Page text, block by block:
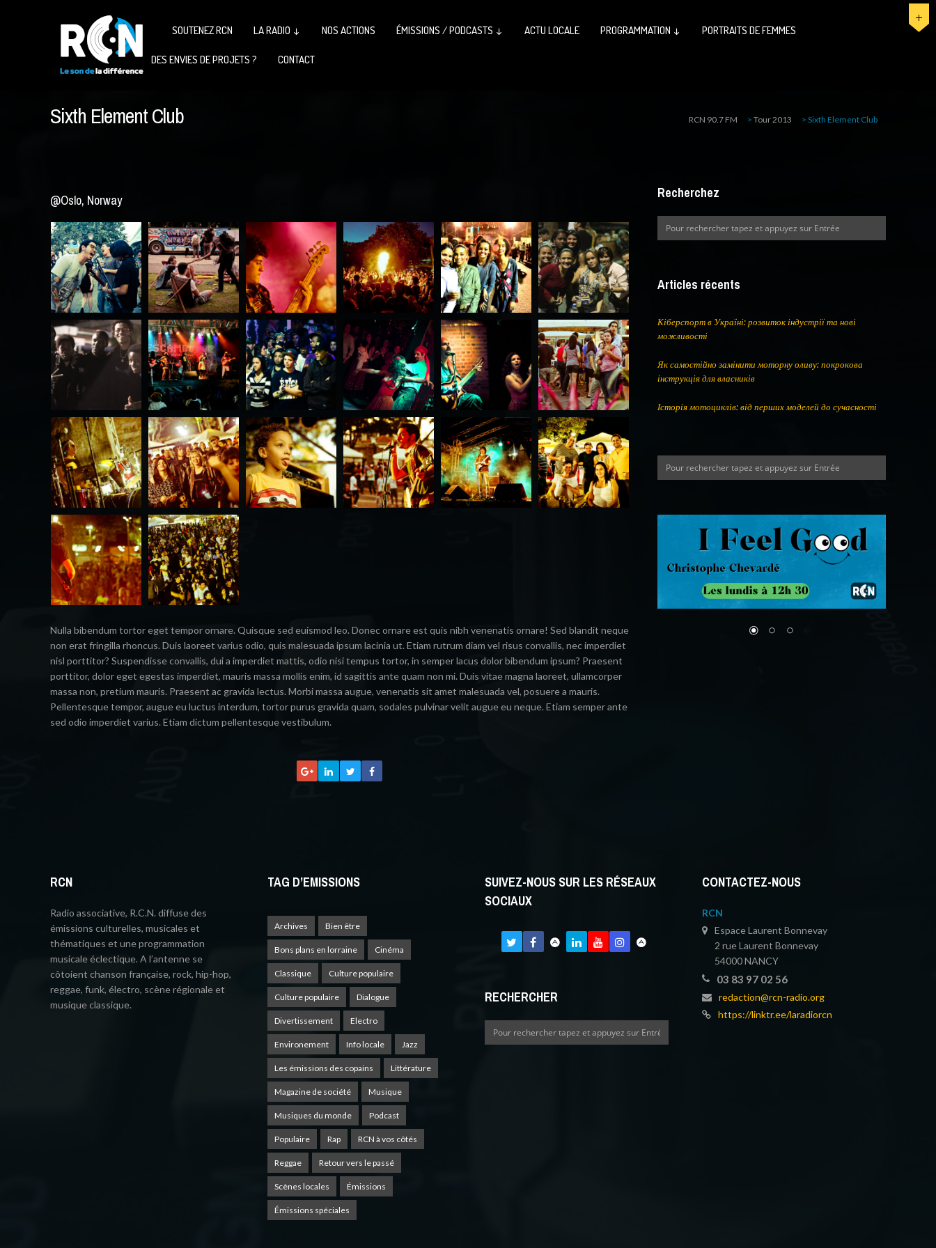
SOUTENEZ RCN LA RADIO ↓ NOS ACTIONS ÉMISSIONS / PODCASTS ↓ ACTU LOCALE PROGRAMMATION ↓ PORTRAITS DE FEMMES
DES ENVIES DE PROJETS ? CONTACT
Sixth Element Club RCN 90.7 FM > Tour 2013 > Sixth Element Club
@Oslo, Norway
Nulla bibendum tortor eget tempor ornare. Quisque sed euismod leo. Donec ornare est quis nibh venenatis ornare! Sed blandit neque
non erat fringilla rhoncus. Duis laoreet varius odio, quis malesuada ipsum lacinia ut. Etiam rutrum diam vel risus convallis, nec imperdiet
nisl porttitor? Suspendisse convallis, dui a imperdiet mattis, odio nisi tempus tortor, in semper lacus dolor bibendum ipsum? Praesent
porttitor, dolor eget egestas imperdiet, mauris massa mollis enim, id sagittis ante quam non mi. Duis vitae magna laoreet, ullamcorper
massa non, pretium mauris. Praesent ac gravida lectus. Morbi massa augue, venenatis sit amet malesuada vel, posuere a mauris.
Pellentesque tempor, augue eu luctus interdum, tortor purus gravida quam, sodales pulvinar velit augue eu neque. Etiam semper ante
sed odio imperdiet varius. Etiam dictum pellentesque vestibulum.
Recherchez
Articles récents
Кіберспорт в Україні: розвиток індустрії та нові
можливості
Як самостійно замінити моторну оливу: покрокова
інструкція для власників
Історія мотоциклів: від перших моделей до сучасності
RCN
Radio associative, R.C.N. diffuse des
émissions culturelles, musicales et
thématiques et une programmation
musicale éclectique. A l’antenne se
côtoient chanson française, rock, hip-hop,
reggae, funk, électro, scène régionale et
musique classique.
TAG D’EMISSIONS
Archives Bien être
Bons plans en lorraine Cinéma
Classique Culture populaire
Culture populaire Dialogue
Divertissement Electro
Environement Info locale Jazz
Les émissions des copains Littérature
Magazine de société Musique
Musiques du monde Podcast
Populaire Rap RCN à vos côtés
Reggae Retour vers le passé
Scènes locales Émissions
Émissions spéciales
SUIVEZ-NOUS SUR LES RÉSEAUX
SOCIAUX
RECHERCHER
CONTACTEZ-NOUS
RCN
Espace Laurent Bonnevay
2 rue Laurent Bonnevay
54000 NANCY
03 83 97 02 56
redaction@rcn-radio.org
https://linktr.ee/laradiorcn